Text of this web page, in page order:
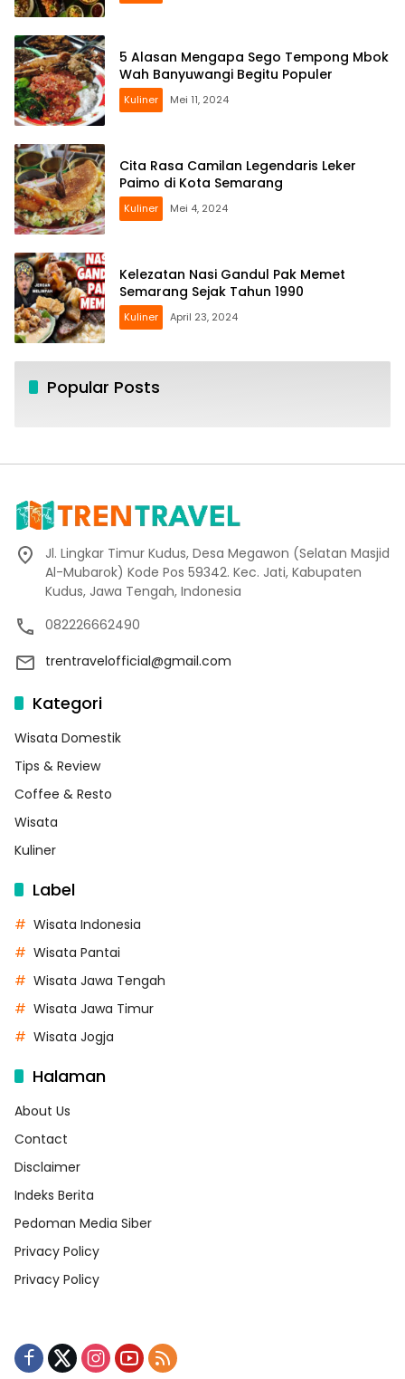
5 Alasan Mengapa Sego Tempong Mbok
Wah Banyuwangi Begitu Populer
Kuliner Mei 11, 2024
Cita Rasa Camilan Legendaris Leker
Paimo di Kota Semarang
Kuliner Mei 4, 2024
Kelezatan Nasi Gandul Pak Memet
Semarang Sejak Tahun 1990
Kuliner April 23, 2024
Popular Posts
Jl. Lingkar Timur Kudus, Desa Megawon (Selatan Masjid
Al-Mubarok) Kode Pos 59342. Kec. Jati, Kabupaten
Kudus, Jawa Tengah, Indonesia
082226662490
trentravelofficial@gmail.com
Kategori
Wisata Domestik
Tips & Review
Coffee & Resto
Wisata
Kuliner
Label
Wisata Indonesia
Wisata Pantai
Wisata Jawa Tengah
Wisata Jawa Timur
Wisata Jogja
Halaman
About Us
Contact
Disclaimer
Indeks Berita
Pedoman Media Siber
Privacy Policy
Privacy Policy